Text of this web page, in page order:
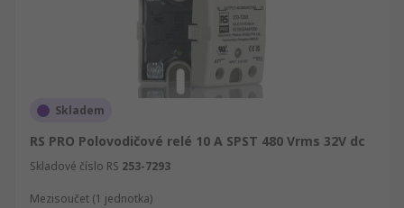
Skladem
RS PRO Polovodičové relé 10 A SPST 480 Vrms 32V dc
Skladové číslo RS 253-7293
Mezisoučet (1 jednotka)